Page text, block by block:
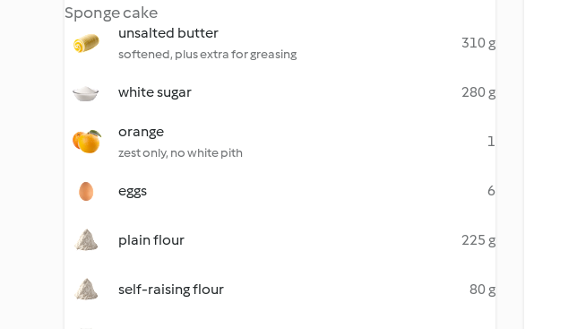
Sponge cake
unsalted butter
softened, plus extra for greasing
310 g
white sugar 280 g
orange
zest only, no white pith
1
eggs 6
plain flour 225 g
self-raising flour 80 g